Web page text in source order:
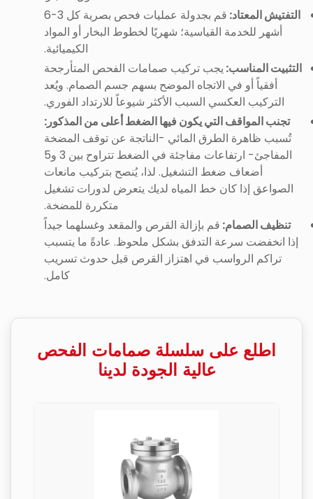
التفتيش المعتاد:
قم بجدولة عمليات فحص بصرية كل 3-6
أشهر للخدمة القياسية؛ شهريًا لخطوط البخار أو المواد
الكيميائية.
التثبيت المناسب:يجب تركيب صمامات الفحص المتأرجحة
أفقياً أو في الاتجاه الموضح بسهم جسم الصمام. ويُعد
التركيب العكسي السبب الأكثر شيوعاً للارتداد الفوري.
تجنب المواقف التي يكون فيها الضغط أعلى من المذكور:
تُسبب ظاهرة الطرق المائي -الناتجة عن توقف المضخة
المفاجئ- ارتفاعات مفاجئة في الضغط تتراوح بين 3 و5
أضعاف ضغط التشغيل. لذا، يُنصح بتركيب مانعات
الصواعق إذا كان خط المياه لديك يتعرض لدورات تشغيل
متكررة للمضخة.
تنظيف الصمام: قم بإزالة القرص والمقعد وغسلهما جيداً
إذا انخفضت سرعة التدفق بشكل ملحوظ. عادةً ما يتسبب
تراكم الرواسب في اهتزاز القرص قبل حدوث تسريب
كامل.
اطلع على سلسلة صمامات الفحص
عالية الجودة لدينا